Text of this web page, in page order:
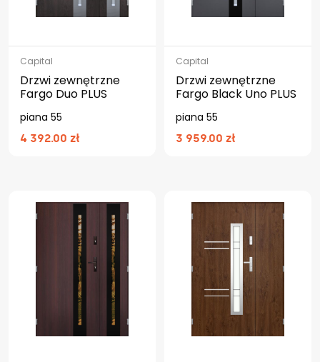
Capital
Drzwi zewnętrzne
Fargo Duo PLUS
piana 55
4 392.00 zł
Capital
Drzwi zewnętrzne
Fargo Black Uno PLUS
piana 55
3 959.00 zł